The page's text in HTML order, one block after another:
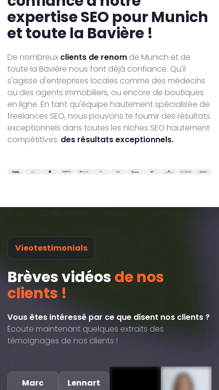
expertise SEO pour Munich
et toute la Bavière !
De nombreux clients de renom de Munich et de
toute la Bavière nous font déjà confiance. Qu'il
s'agisse d'entreprises locales comme des médecins
ou des agents immobiliers, ou encore de boutiques
en ligne. En tant qu'équipe hautement spécialisée de
freelances SEO, nous pouvons te fournir des résultats
exceptionnels dans toutes les niches SEO hautement
compétitives. des résultats exceptionnels.
Vieotestimonials
Brèves vidéosde nos
clients !
Vous êtes intéressé par ce que disent nos clients ?
Écoute maintenant quelques extraits des
témoignages de nos clients !
Marc
Lennart